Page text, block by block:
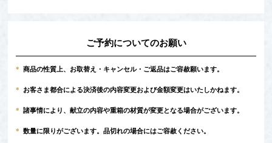
ご予約についてのお願い
* 商品の性質上、お取替え・キャンセル・ご返品はご容赦願います。
* お客さま都合による決済後の内容変更および金額変更はいたしかねます。
* 諸事情により、献立の内容や重箱の材質が変更となる場合がございます。
* 数量に限りがございます。品切れの場合にはご容赦ください。